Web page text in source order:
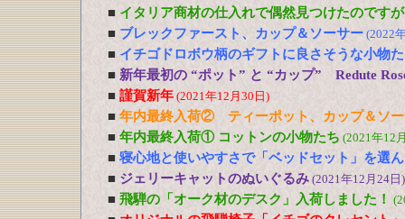
■ イタリア商材の仕入れで偶然見つけたのです
■ ブレックファースト、カップ＆ソーサー (2022
■ イチゴドロボウ柄のギフトに良さそうな小物
■ 新年最初の “ポット” と “カップ” Redute
■ 謹賀新年 (2021年12月30日)
■ 年内最終入荷② ティーポット、カップ＆ソー
■ 年内最終入荷① コットンの小物たち (2021年12
■ 寝心地と使いやすさで「ベッドセット」を選
■ ジェリーキャットのぬいぐるみ (2021年12月24日)
■ 飛騨の「オーク材のデスク」入荷しました！